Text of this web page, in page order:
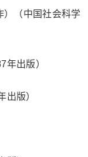
）（中国社会科学
年出版）
出版）